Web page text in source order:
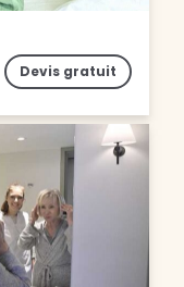
Devis gratuit